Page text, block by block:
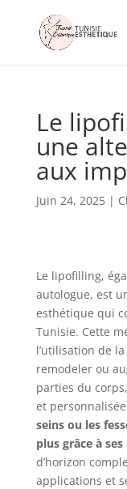
Le
une
aux
Juin 24, 2025|
Le lipofilling,
autologue, est
esthétique qui
Tunisie. Cette
l’utilisation de
remodeler ou
parties du
et
seins ou les
plus grâce à
d’horizon
applications et